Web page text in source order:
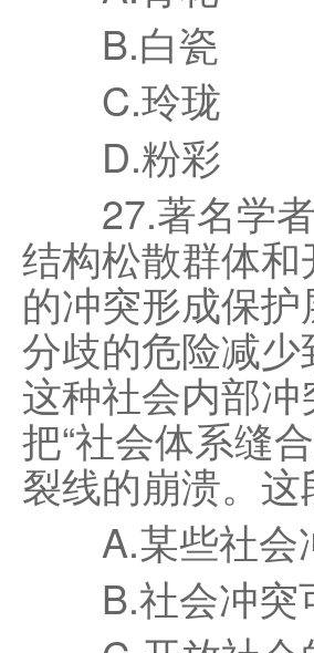
B.白瓷
C.玲珑
D.粉彩
27.著名学者
结构松散群体
的冲突形成保
分歧的危险减
这种社会内部
把“社会体系缝
裂线的崩溃。
A.某些社会
B.社会冲突